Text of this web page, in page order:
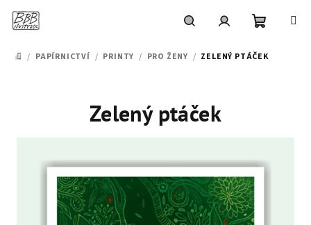
obsah
DOMŮ
/ PAPÍRNICTVÍ / PRINTY / PRO ŽENY / ZELENÝ PTÁČEK
Zelený ptáček